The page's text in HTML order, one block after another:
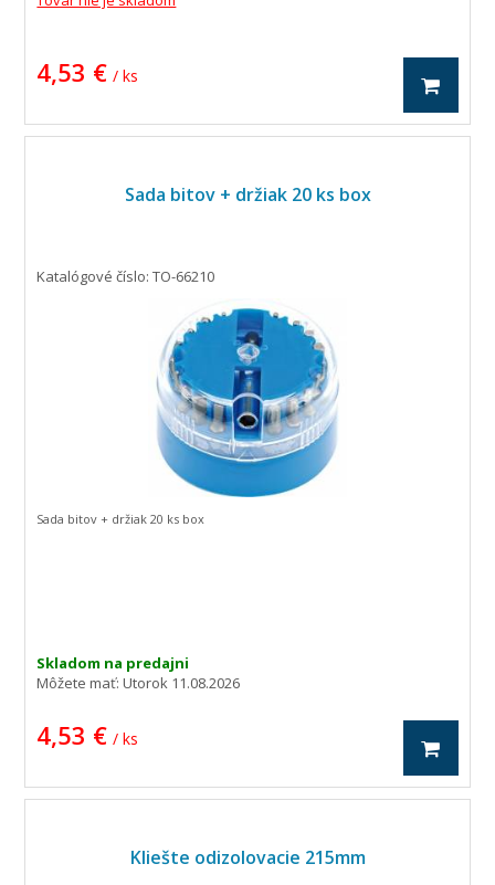
4,53 € / ks
Sada bitov + držiak 20 ks box
Katalógové číslo: TO-66210
Skladom na predajni
Môžete mať:Utorok 11.08.2026
4,53 € / ks
Sada bitov + držiak 20 ks box
Kliešte odizolovacie 215mm